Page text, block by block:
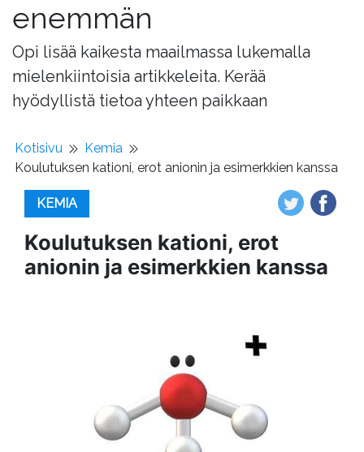
enemmän
Opi lisää kaikesta maailmassa lukemalla
mielenkiintoisia artikkeleita. Kerää
hyödyllistä tietoa yhteen paikkaan
Kotisivu
Kemia
Koulutuksen kationi, erot anionin ja esimerkkien kanssa
KEMIA
Koulutuksen kationi, erot
anionin ja esimerkkien kanssa